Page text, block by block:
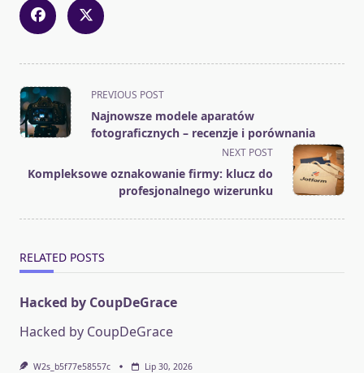
<span
class="nav-
subtitle
reader-
text">Page</span>
PREVIOUS POST
Najnowsze modele aparatów
fotograficznych – recenzje i porównania
NEXT POST
Kompleksowe oznakowanie firmy: klucz do
profesjonalnego wizerunku
RELATED POSTS
Hacked by CoupDeGrace
Hacked by CoupDeGrace
W2s_b5f77e58557c Lip 30, 2026